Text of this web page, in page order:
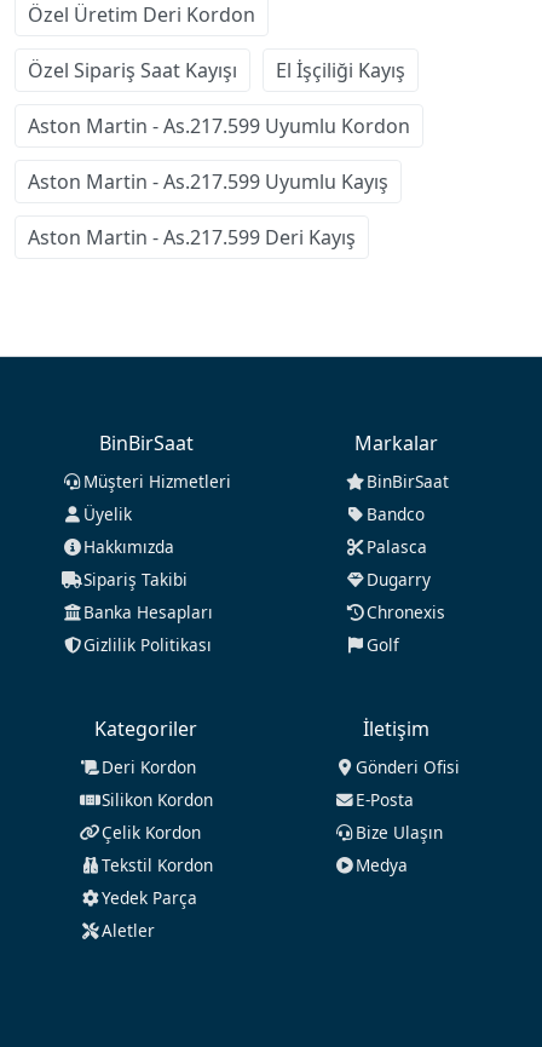
Özel Üretim Deri Kordon
Özel Sipariş Saat Kayışı El İşçiliği Kayış
Aston Martin - As.217.599 Uyumlu Kordon
Aston Martin - As.217.599 Uyumlu Kayış
Aston Martin - As.217.599 Deri Kayış
BinBirSaat
Müşteri Hizmetleri
Üyelik
Hakkımızda
Sipariş Takibi
Banka Hesapları
Gizlilik Politikası
Markalar
BinBirSaat
Bandco
Palasca
Dugarry
Chronexis
Golf
Kategoriler
Deri Kordon
Silikon Kordon
Çelik Kordon
Tekstil Kordon
Yedek Parça
Aletler
İletişim
Gönderi Ofisi
E-Posta
Bize Ulaşın
Medya